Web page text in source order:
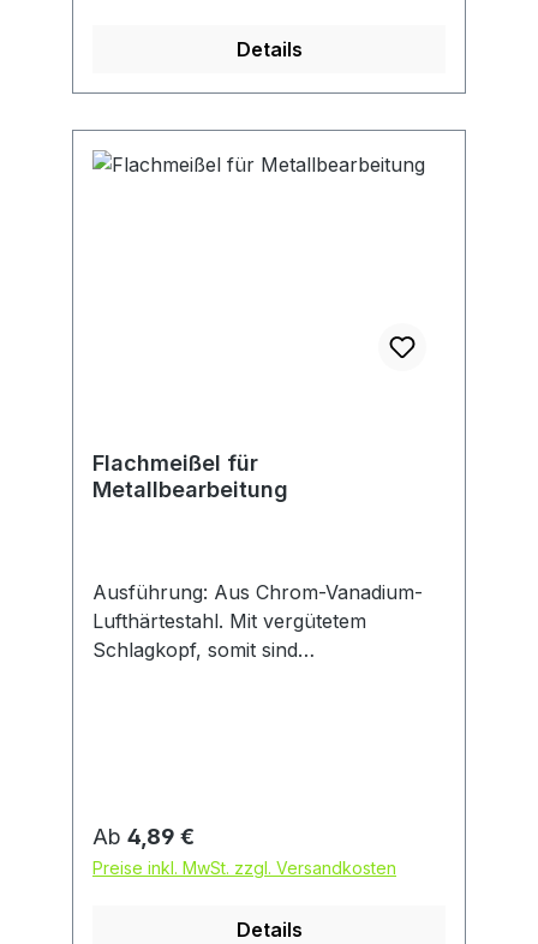
Details
Flachmeißel für
Metallbearbeitung
Ausführung: Aus Chrom-Vanadium-
Lufthärtestahl. Mit vergütetem
Schlagkopf, somit sind
Schneide durch einfachen Nassschliff
mehrfach möglich. DIN 6453, Schaft
flachoval.
Regulärer Preis:
Ab 4,89 €
Preise inkl. MwSt. zzgl. Versandkosten
Details